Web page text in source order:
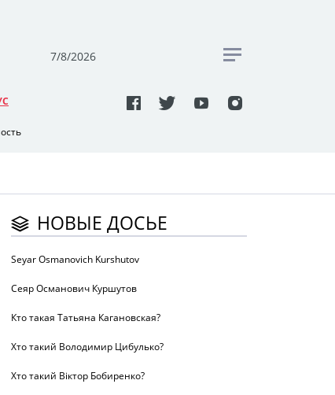
7/8/2026
НОВЫЕ ДОСЬЕ
Seyar Osmanovich Kurshutov
Сеяр Османович Куршутов
Кто такая Татьяна Кагановская?
Хто такий Володимир Цибулько?
Хто такий Віктор Бобиренко?